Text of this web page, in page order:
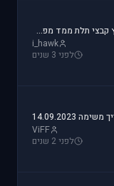
i_hawk
חילוץ קבצי תלת ממד מפאלקון
i_hawk
לפני 3 שנים
14.09.2023
ViFF
לפני 2 שנים